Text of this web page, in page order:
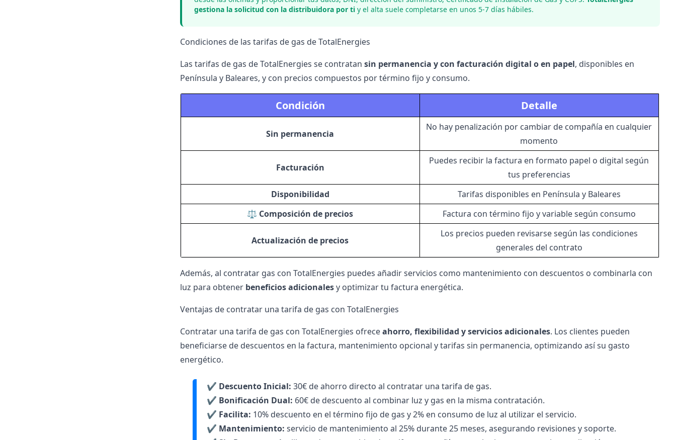
gestiona la solicitud con la distribuidora por tiy el alta suele completarse en unos 5-7 días hábiles.
Condiciones de las tarifas de gas de TotalEnergies
Las tarifas de gas de TotalEnergies se contratan sin permanencia y con facturación digital o en papel, disponibles en
Península y Baleares, y con precios compuestos por término fijo y consumo.
Condición Detalle
Sin permanencia
No hay penalización por cambiar de compañía en cualquier
momento
Facturación
Puedes recibir la factura en formato papel o digital según
tus preferencias
Disponibilidad
Tarifas disponibles en Península y Baleares
⚖️ Composición de precios Factura con término fijo y variable según consumo
Actualización de precios
Los precios pueden revisarse según las condiciones
generales del contrato
Además, al contratar gas con TotalEnergies puedes añadir servicios como mantenimiento con descuentos o combinarla con
luz para obtener beneficios adicionalesy optimizar tu factura energética.
Ventajas de contratar una tarifa de gas con TotalEnergies
Contratar una tarifa de gas con TotalEnergies ofreceahorro, flexibilidad y servicios adicionales. Los clientes pueden
beneficiarse de descuentos en la factura, mantenimiento opcional y tarifas sin permanencia, optimizando así su gasto
energético.
✔️ Descuento Inicial: 30€ de ahorro directo al contratar una tarifa de gas.
✔️ Bonificación Dual: 60€ de descuento al combinar luz y gas en la misma contratación.
✔️ Facilita: 10% descuento en el término fijo de gas y 2% en consumo de luz al utilizar el servicio.
✔️ Mantenimiento: servicio de mantenimiento al 25% durante 25 meses, asegurando revisiones y soporte.